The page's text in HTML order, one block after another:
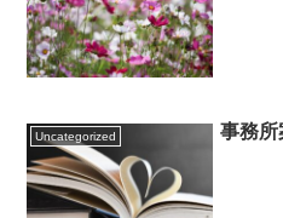
Uncategorized 事務所